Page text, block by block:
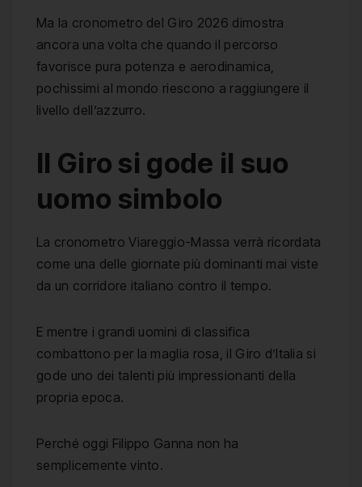
Ma la cronometro del Giro 2026 dimostra
ancora una volta che quando il percorso
favorisce pura potenza e aerodinamica,
pochissimi al mondo riescono a raggiungere il
livello dell’azzurro.
Il Giro si gode il suo
uomo simbolo
La cronometro Viareggio-Massa verrà ricordata
come una delle giornate più dominanti mai viste
da un corridore italiano contro il tempo.
E mentre i grandi uomini di classifica
combattono per la maglia rosa, il Giro d’Italia si
gode uno dei talenti più impressionanti della
propria epoca.
Perché oggi Filippo Ganna non ha
semplicemente vinto.